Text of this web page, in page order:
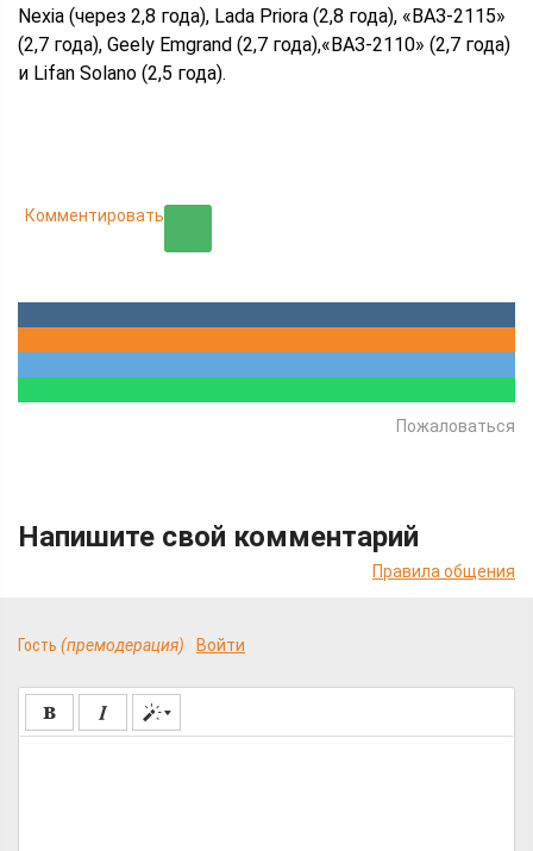
Nexia (через 2,8 года), Lada Priora (2,8 года), «ВАЗ-2115»
(2,7 года), Geely Emgrand (2,7 года),«ВАЗ-2110» (2,7 года)
и Lifan Solano (2,5 года).
Комментировать
Пожаловаться
Напишите свой комментарий
Правила общения
Гость (премодерация) Войти